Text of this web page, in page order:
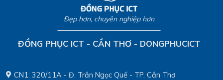
Đẹp hơn, chuyên nghiệp hơn
ĐỒNG PHỤC ICT - CẦN THƠ - DONGPHUCICT
CN1: 320/11A - Đ. Trần Ngọc Quế - TP. Cần Thơ